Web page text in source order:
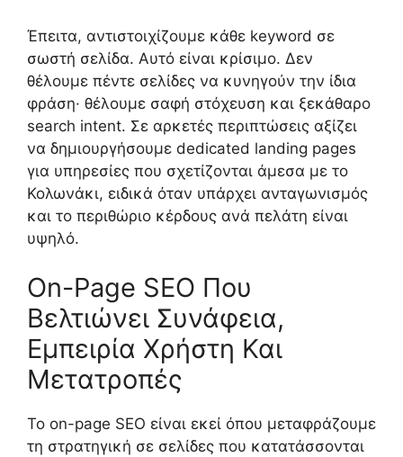
Έπειτα, αντιστοιχίζουμε κάθε keyword σε
σωστή σελίδα. Αυτό είναι κρίσιμο. Δεν
θέλουμε πέντε σελίδες να κυνηγούν την ίδια
φράση· θέλουμε σαφή στόχευση και ξεκάθαρο
search intent. Σε αρκετές περιπτώσεις αξίζει
να δημιουργήσουμε dedicated landing pages
για υπηρεσίες που σχετίζονται άμεσα με το
Κολωνάκι, ειδικά όταν υπάρχει ανταγωνισμός
και το περιθώριο κέρδους ανά πελάτη είναι
υψηλό.
On-Page SEO Που
Βελτιώνει Συνάφεια,
Εμπειρία Χρήστη Και
Μετατροπές
Το on-page SEO είναι εκεί όπου μεταφράζουμε
τη στρατηγική σε σελίδες που κατατάσσονται